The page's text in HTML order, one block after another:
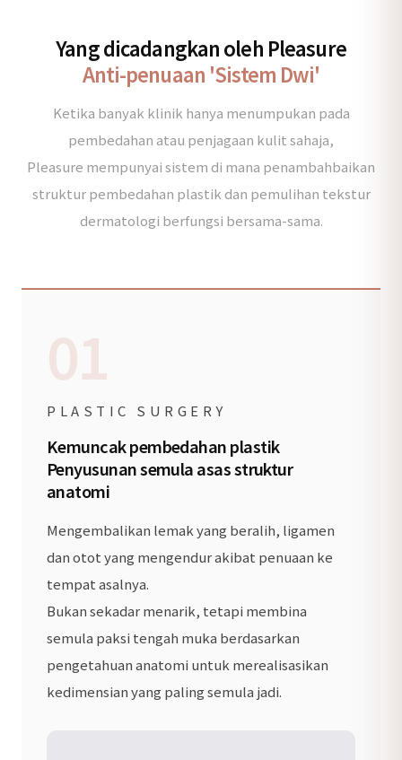
Yang dicadangkan oleh Pleasure
Anti-penuaan 'Sistem Dwi'
Ketika banyak klinik hanya menumpukan pada
pembedahan atau penjagaan kulit sahaja,
Pleasure mempunyai sistem di mana penambahbaikan
struktur pembedahan plastik dan pemulihan tekstur
dermatologi berfungsi bersama-sama.
01
PLASTIC SURGERY
Kemuncak pembedahan plastik
Penyusunan semula asas struktur
anatomi
Mengembalikan lemak yang beralih, ligamen
dan otot yang mengendur akibat penuaan ke
tempat asalnya.
Bukan sekadar menarik, tetapi membina
semula paksi tengah muka berdasarkan
pengetahuan anatomi untuk merealisasikan
kedimensian yang paling semula jadi.